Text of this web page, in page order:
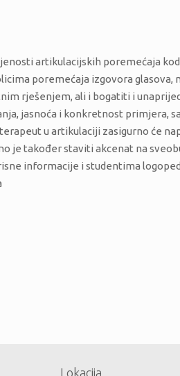
artikulacijskih poremećaja
poremećaja izgovora glasova,
rješenjem, ali i bogatiti i
jasnoća i konkretnost primjera,
u artikulaciji zasigurno će
je također staviti akcenat na
informacije i studentima
Lokacija